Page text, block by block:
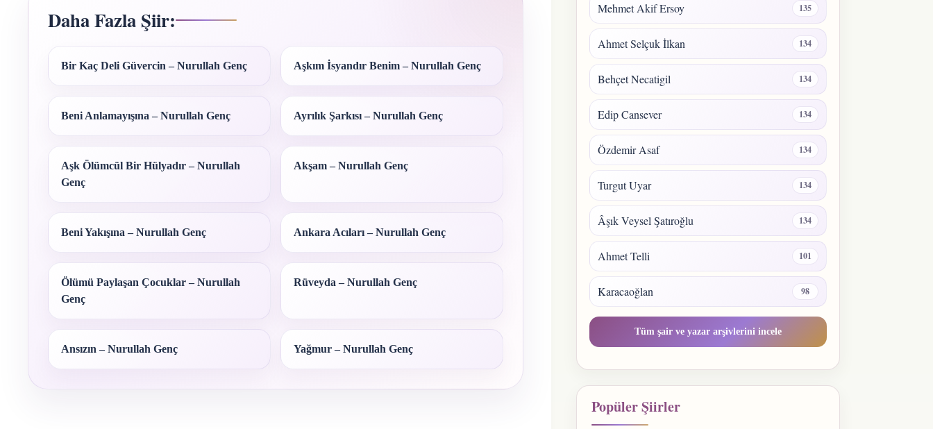
Daha Fazla Şiir:
Bir Kaç Deli Güvercin – Nurullah Genç Aşkım İsyandır Benim – Nurullah Genç
Beni Anlamayışına – Nurullah Genç Ayrılık Şarkısı – Nurullah Genç
Aşk Ölümcül Bir Hülyadır – Nurullah
Genç
Akşam – Nurullah Genç
Beni Yakışına – Nurullah Genç Ankara Acıları – Nurullah Genç
Ölümü Paylaşan Çocuklar – Nurullah
Genç
Rüveyda – Nurullah Genç
Ansızın – Nurullah Genç Yağmur – Nurullah Genç
Mehmet Akif Ersoy 135
Ahmet Selçuk İlkan 134
Behçet Necatigil 134
Edip Cansever 134
Özdemir Asaf 134
Turgut Uyar 134
Âşık Veysel Şatıroğlu 134
Ahmet Telli 101
Karacaoğlan 98
Tüm şair ve yazar arşivlerini incele
Popüler Şiirler